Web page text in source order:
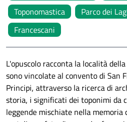
Toponomastica
Parco dei
Francescani
L'opuscolo racconta la località
sono vincolate al convento di San
Principi, attraverso la ricerca di
storia, i significati dei toponimi da
leggende mischiate nella memoria